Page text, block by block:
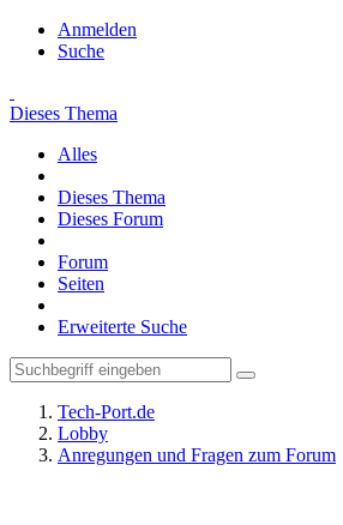
Anmelden
Suche
Dieses Thema
Alles
Dieses Thema
Dieses Forum
Forum
Seiten
Erweiterte Suche
Tech-Port.de
Lobby
Anregungen und Fragen zum Forum